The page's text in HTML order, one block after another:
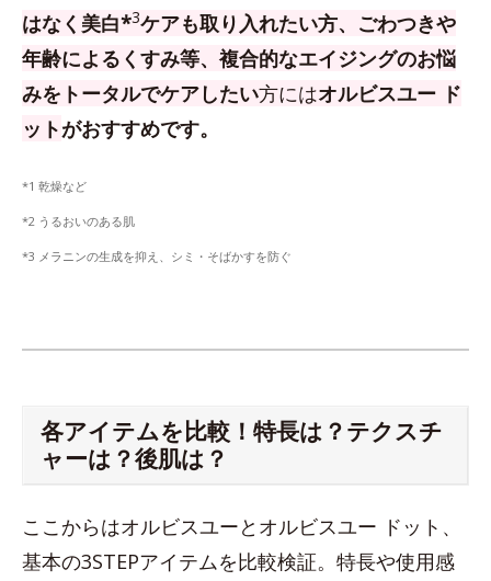
はなく美白*3ケアも取り入れたい方、 ごわつきや
年齢によるくすみ等、複合的なエイジングのお悩
みをトータルでケアしたい方にはオルビスユー ド
ットがおすすめです。
*1 乾燥など
*2 うるおいのある肌
*3 メラニンの生成を抑え、シミ・そばかすを防ぐ
各アイテムを比較！特長は？テクスチ
ャーは？後肌は？
ここからはオルビスユーとオルビスユー ドット、
基本の3STEPアイテムを比較検証。特長や使用感